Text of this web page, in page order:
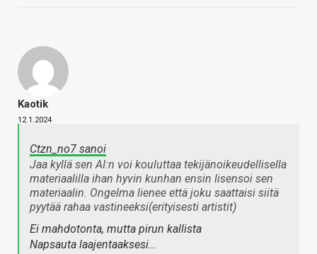
Kaotik
12.1.2024
Ctzn_no7 sanoi
Jaa kyllä sen AI:n voi kouluttaa tekijänoikeudellisella
materiaalilla ihan hyvin kunhan ensin lisensoi sen
materiaalin. Ongelma lienee että joku saattaisi siitä
pyytää rahaa vastineeksi(erityisesti artistit)
Ei mahdotonta, mutta pirun kallista
Napsauta laajentaaksesi…